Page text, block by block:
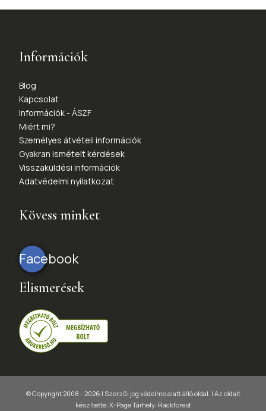
Információk
Blog
Kapcsolat
Információk - ÁSZF
Miért mi?
Személyes átvételi információk
Gyakran ismételt kérdések
Visszaküldési információk
Adatvédelmi nyilatkozat
Kövess minket
Facebook
Elismerések
© Copyright 2008 - 2026 | Szerzői jog védelme alatt álló oldal. | Az oldalt
készítette: X-PageTárhely: Rackforest